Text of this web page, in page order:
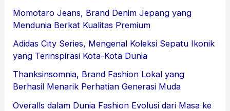
Momotaro Jeans, Brand Denim Jepang yang
Mendunia Berkat Kualitas Premium
Adidas City Series, Mengenal Koleksi Sepatu Ikonik
yang Terinspirasi Kota-Kota Dunia
Thanksinsomnia, Brand Fashion Lokal yang
Berhasil Menarik Perhatian Generasi Muda
Overalls dalam Dunia Fashion Evolusi dari Masa ke